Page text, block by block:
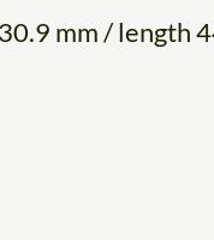
mm / length